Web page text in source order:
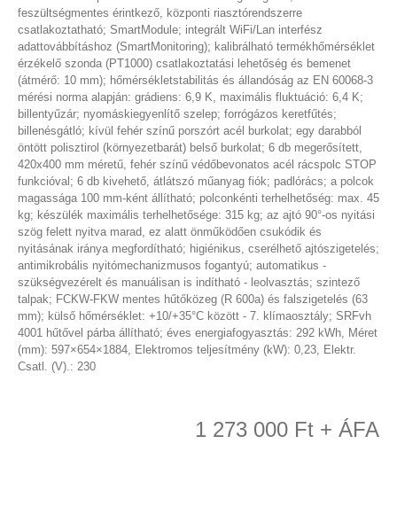
feszültségmentes érintkező, központi riasztórendszerre
csatlakoztatható; SmartModule; integrált WiFi/Lan interfész
adattovábbításhoz (SmartMonitoring); kalibrálható termékhőmérséklet
érzékelő szonda (PT1000) csatlakoztatási lehetőség és bemenet
(átmérő: 10 mm); hőmérsékletstabilitás és állandóság az EN 60068-3
mérési norma alapján: grádiens: 6,9 K, maximális fluktuáció: 6,4 K;
billentyűzár; nyomáskiegyenlítő szelep; forrógázos keretfűtés;
billenésgátló; kívül fehér színű porszórt acél burkolat; egy darabból
öntött polisztirol (környezetbarát) belső burkolat; 6 db megerősített,
420x400 mm méretű, fehér színű védőbevonatos acél rácspolc STOP
funkcióval; 6 db kivehető, átlátszó műanyag fiók; padlórács; a polcok
magassága 100 mm-ként állítható; polconkénti terhelhetőség: max. 45
kg; készülék maximális terhelhetősége: 315 kg; az ajtó 90°-os nyitási
szög felett nyitva marad, ez alatt önműködően csukódik és
nyitásának iránya megfordítható; higiénikus, cserélhető ajtószigetelés;
antimikrobális nyitómechanizmusos fogantyú; automatikus -
szükségvezérelt és manuálisan is indítható - leolvasztás; szintező
talpak; FCKW-FKW mentes hűtőközeg (R 600a) és falszigetelés (63
mm); külső hőmérséklet: +10/+35°C között - 7. klímaosztály; SRFvh
4001 hűtővel párba állítható; éves energiafogyasztás: 292 kWh, Méret
(mm): 597×654×1884, Elektromos teljesítmény (kW): 0,23, Elektr.
Csatl. (V).: 230
1 273 000 Ft + ÁFA